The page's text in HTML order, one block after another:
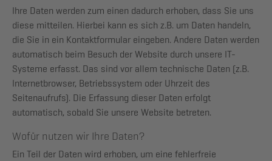
Ihre Daten werden zum einen dadurch erhoben, dass Sie uns
diese mitteilen. Hierbei kann es sich z.B. um Daten handeln,
die Sie in ein Kontaktformular eingeben. Andere Daten werden
automatisch beim Besuch der Website durch unsere IT-
Systeme erfasst. Das sind vor allem technische Daten (z.B.
Internetbrowser, Betriebssystem oder Uhrzeit des
Seitenaufrufs). Die Erfassung dieser Daten erfolgt
automatisch, sobald Sie unsere Website betreten.
Wofür nutzen wir Ihre Daten?
Ein Teil der Daten wird erhoben, um eine fehlerfreie